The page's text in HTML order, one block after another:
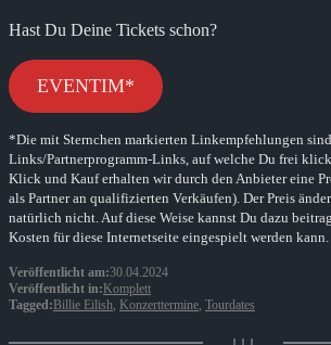
Hast Du Deine Tickets schon?
EVENTIM*
*Die mit Sternchen markierten Linkempfehlungen
Links/Partnerprogramm-Links, auf welche Du frei
Klick und Kauf erhalten wir durch den Anbieter eine
als Partner an qualifizierten Verkäufen). Der Preis
natürlich nicht. Auf diese Weise kannst Du dazu
Kosten für diese Internetseite eingespielt werden kann.
Veröffentlicht am:30.04.2024
Veröffentlicht in:Komplett
Tagged:Billie Eilish, Konzerttermine, Tourdates